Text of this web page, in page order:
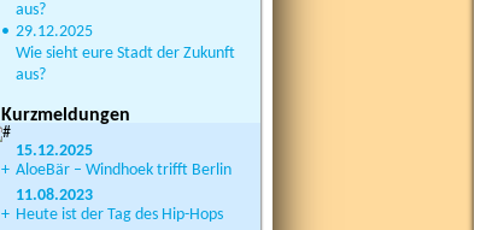
aus?
• 29.12.2025
Wie sieht eure Stadt der Zukunft
aus?
Kurzmeldungen
15.12.2025
+ AloeBär – Windhoek trifft Berlin
11.08.2023
+ Heute ist der Tag des Hip-Hops